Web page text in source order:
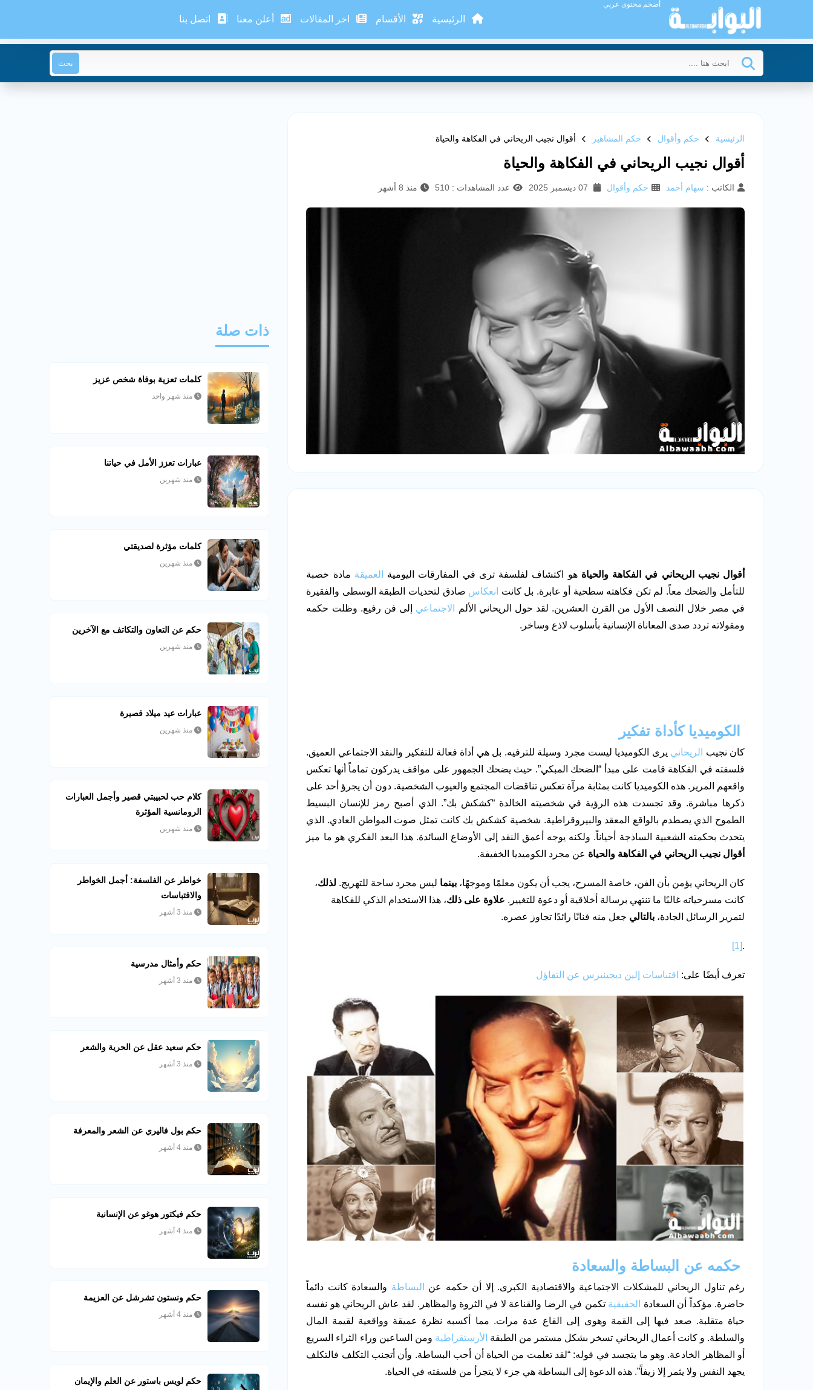
أضخم محتوى عربي
الرئيسية الأقسام اخر المقالات أعلن معنا اتصل بنا
بحث
الرئيسية حكم وأقوال حكم المشاهير أقوال نجيب الريحاني في الفكاهة والحياة
أقوال نجيب الريحاني في الفكاهة والحياة
الكاتب : سهام أحمد حكم وأقوال عدد المشاهدات : 510 منذ 8 أشهر
أقوال نجيب الريحاني في الفكاهة والحياة هو اكتشاف لفلسفة ترى في المفارقات اليومية العميقة مادة خصبة
للتأمل والضحك معاً. لم تكن فكاهته سطحية أو عابرة. بل كانت
انعكاس صادق لتحديات الطبقة الوسطى والفقيرة
في مصر خلال النصف الأول من القرن العشرين. لقد حول الريحاني الألم
الاجتماعي إلى فن رفيع. وظلت حكمه
ومقولاته تردد صدى المعاناة الإنسانية بأسلوب لاذع وساخر.
الكوميديا كأداة تفكير
كان نجيب الريحاني يرى الكوميديا ليست مجرد وسيلة للترفيه. بل هي أداة فعالة للتفكير والنقد الاجتماعي العميق.
فلسفته في الفكاهة قامت على مبدأ “الضحك المبكي”. حيث يضحك الجمهور على مواقف يدركون تماماً أنها تعكس
واقعهم المرير. هذه الكوميديا كانت بمثابة مرآة تعكس تناقضات المجتمع والعيوب الشخصية. دون أن يجرؤ أحد على
ذكرها مباشرة. وقد تجسدت هذه الرؤية في شخصيته الخالدة “كشكش بك”. الذي أصبح رمز للإنسان البسيط
الطموح الذي يصطدم بالواقع المعقد والبيروقراطية. شخصية كشكش بك كانت تمثل صوت المواطن العادي. الذي
يتحدث بحكمته الشعبية الساذجة أحياناً. ولكنه يوجه أعمق النقد إلى الأوضاع السائدة. هذا البعد الفكري هو ما ميز
أقوال نجيب الريحاني في الفكاهة والحياة عن مجرد الكوميديا الخفيفة.
كان الريحاني يؤمن بأن الفن، خاصة المسرح، يجب أن يكون معلمًا وموجهًا، بينما ليس مجرد ساحة للتهريج. لذلك،
كانت مسرحياته غالبًا ما تنتهي برسالة أخلاقية أو دعوة للتغيير. علاوة على ذلك، هذا الاستخدام الذكي للفكاهة
لتمرير الرسائل الجادة، بالتالي جعل منه فنانًا رائدًا تجاوز عصره.
.
[1]
تعرف أيضًا على: اقتباسات إلين ديجينيرس عن التفاؤل
حكمه عن البساطة والسعادة
رغم تناول الريحاني للمشكلات الاجتماعية والاقتصادية الكبرى. إلا أن حكمه عن البساطة والسعادة كانت دائماً
حاضرة. مؤكداً أن السعادة
الحقيقية تكمن في الرضا والقناعة لا في الثروة والمظاهر. لقد عاش الريحاني هو نفسه
حياة متقلبة. صعد فيها إلى القمة وهوى إلى القاع عدة مرات. مما أكسبه نظرة عميقة وواقعية لقيمة المال
والسلطة. و كانت أعمال الريحاني تسخر بشكل مستمر من الطبقة الأرستقراطية ومن الساعين وراء الثراء السريع
أو المظاهر الخادعة. وهو ما يتجسد في قوله: “لقد تعلمت من الحياة أن أحب البساطة. وأن أتجنب التكلف فالتكلف
يجهد النفس ولا يثمر إلا زيفاً”. هذه الدعوة إلى البساطة هي جزء لا يتجزأ من فلسفته في الحياة.
ذات صلة
كلمات تعزية بوفاة شخص عزيز
منذ شهر واحد
عبارات تعزز الأمل في حياتنا
منذ شهرين
كلمات مؤثرة لصديقتي
منذ شهرين
حكم عن التعاون والتكاتف مع الآخرين
منذ شهرين
عبارات عيد ميلاد قصيرة
منذ شهرين
كلام حب لحبيبتي قصير وأجمل العبارات
الرومانسية المؤثرة
منذ شهرين
خواطر عن الفلسفة: أجمل الخواطر
والاقتباسات
منذ 3 أشهر
حكم وأمثال مدرسية
منذ 3 أشهر
حكم سعيد عقل عن الحرية والشعر
منذ 3 أشهر
حكم بول فاليري عن الشعر والمعرفة
منذ 4 أشهر
حكم فيكتور هوغو عن الإنسانية
منذ 4 أشهر
حكم ونستون تشرشل عن العزيمة
منذ 4 أشهر
حكم لويس باستور عن العلم والإيمان